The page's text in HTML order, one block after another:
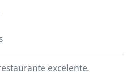
excelente.